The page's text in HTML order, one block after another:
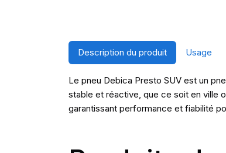
Description du produit Usage
Le pneu Debica Presto SUV est un
stable et réactive, que ce soit en ville
garantissant performance et fiabilité